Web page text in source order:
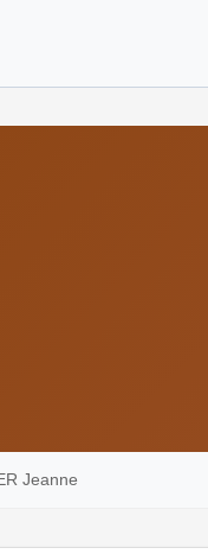
Jeanne